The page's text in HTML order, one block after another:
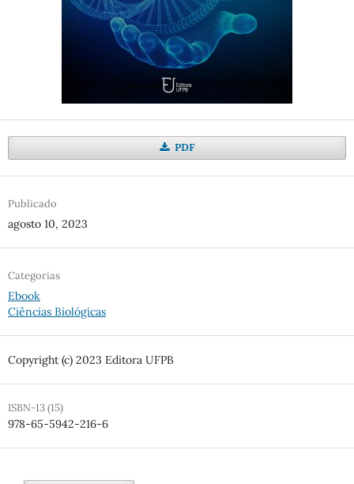
PDF
Publicado
agosto 10, 2023
Categorias
Ebook
Ciências Biológicas
Copyright (c) 2023 Editora UFPB
ISBN-13 (15)
978-65-5942-216-6